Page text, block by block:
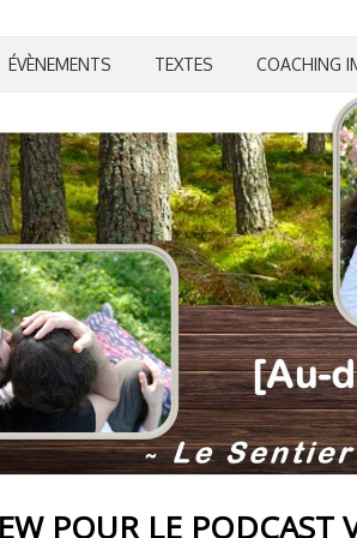
ÉVÈNEMENTS TEXTES COACHING
POUR LE PODCAST